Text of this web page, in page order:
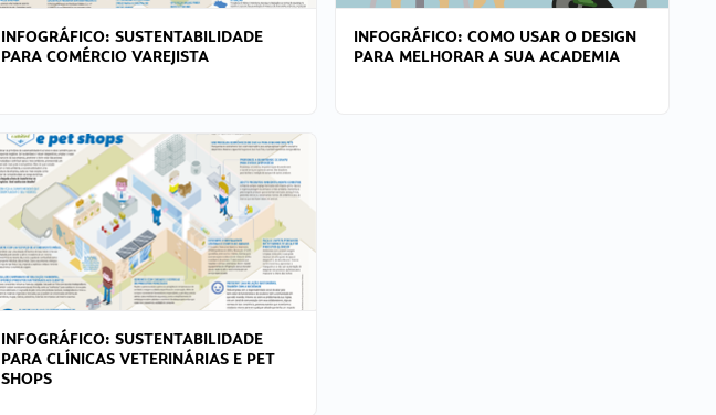
INFOGRÁFICO: SUSTENTABILIDADE
PARA COMÉRCIO VAREJISTA
INFOGRÁFICO: COMO USAR O DESIGN
PARA MELHORAR A SUA ACADEMIA
INFOGRÁFICO: SUSTENTABILIDADE
PARA CLÍNICAS VETERINÁRIAS E PET
SHOPS